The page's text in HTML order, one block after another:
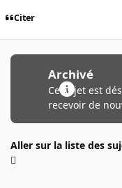
Citer
Archivé
Ce sujet est
recevoir de
Aller sur la liste des